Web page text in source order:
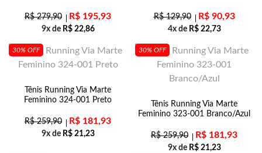
R$279,90 R$ 195,93
9x de R$22,86
R$129,90 R$90,93
4x de R$22,73
30% OFF
Tênis Running Via Marte
Feminino 324-001 Preto
R$259,90 R$ 181,93
9x de R$21,23
30% OFF
Tênis Running Via Marte
Feminino 323-001 Branco/Azul
R$259,90 R$ 181,93
9x de R$21,23